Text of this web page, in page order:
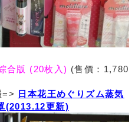
合版 (20枚入) (售價：1,780
=>
日本花王めぐりズム蒸気
(2013.12更新)